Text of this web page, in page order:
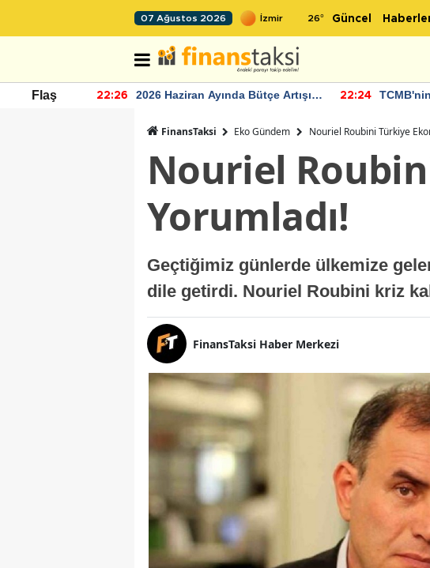
07 Ağustos 2026 26° Güncel
Flaş 22:26
2026 Haziran Ayında Bütçe Artışı
22:24
FinansTaksi Eko Gündem Nouriel Roubini Türkiye
Nouriel
Yorumladı!
Geçtiğimiz günlerde ülkemize
dile getirdi. Nouriel Roubini kriz
FinansTaksi Haber Merkezi